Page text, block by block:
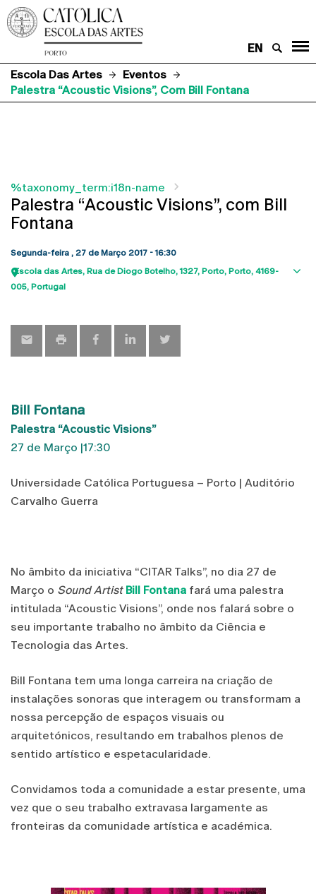
EN
Escola Das Artes
Eventos
Palestra “Acoustic Visions”, Com Bill Fontana
%taxonomy_term:i18n-name
Palestra “Acoustic Visions”, com Bill
Fontana
Segunda-feira , 27 de Março 2017 - 16:30
Escola das Artes Rua de Diogo Botelho, 1327 Porto Porto 4169-
005 Portugal
Bill Fontana
Palestra “Acoustic Visions”
27 de Março |17:30
Universidade Católica Portuguesa – Porto | Auditório
Carvalho Guerra
No âmbito da iniciativa “CITAR Talks”, no dia 27 de
Março o Sound Artist Bill Fontana fará uma palestra
intitulada “Acoustic Visions”, onde nos falará sobre o
seu importante trabalho no âmbito da Ciência e
Tecnologia das Artes.
Bill Fontana tem uma longa carreira na criação de
instalações sonoras que interagem ou transformam a
nossa percepção de espaços visuais ou
arquitetónicos, resultando em trabalhos plenos de
sentido artístico e espetacularidade.
Convidamos toda a comunidade a estar presente, uma
vez que o seu trabalho extravasa largamente as
fronteiras da comunidade artística e académica.